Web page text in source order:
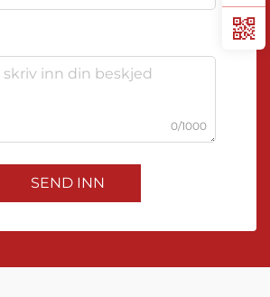
0/1000
SEND INN